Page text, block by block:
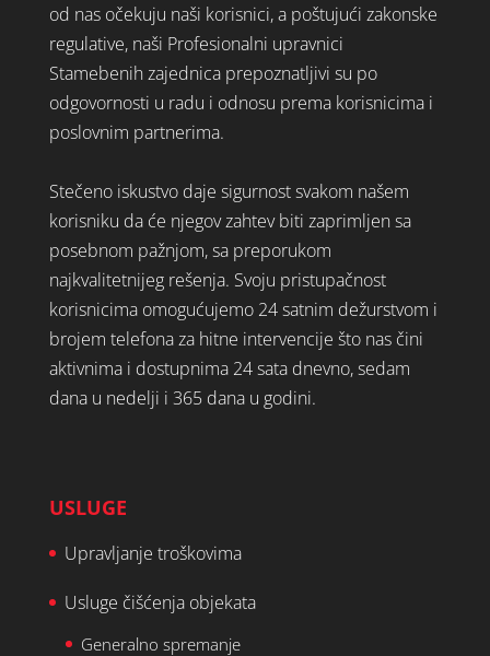
od nas očekuju naši korisnici, a poštujući zakonske
regulative, naši Profesionalni upravnici
Stamebenih zajednica prepoznatljivi su po
odgovornosti u radu i odnosu prema korisnicima i
poslovnim partnerima.
Stečeno iskustvo daje sigurnost svakom našem
korisniku da će njegov zahtev biti zaprimljen sa
posebnom pažnjom, sa preporukom
najkvalitetnijeg rešenja. Svoju pristupačnost
korisnicima omogućujemo 24 satnim dežurstvom i
brojem telefona za hitne intervencije što nas čini
aktivnima i dostupnima 24 sata dnevno, sedam
dana u nedelji i 365 dana u godini.
USLUGE
Upravljanje troškovima
Usluge čišćenja objekata
Generalno spremanje